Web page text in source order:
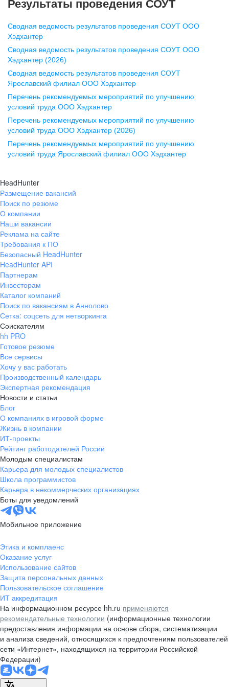
pr@nn.hh.ru
Воронеж
ул. Комиссаржевской, д. 10,
офис 1212
+7 473 280-05-05
pr@vrn.hh.ru
ул. Спартаковская, д. 2А, этаж 3,
помещение 15
+7 843 212-12-50
Екатеринбург
ул. Боевых Дружин, стр. 20,
+7 343 226-79-99
pr@ural.hh.ru
ул. Янковского, д. 169, 7 этаж,
706 каб.
+7 861 205-55-57
pr@krd.hh.ru
Владивосток
пер. Ланинский д. 4, офис 3.4
+7 423 202-33-28
pr@dv.hh.ru
Новосибирск
ул. Большевистская, д. 35,
помещение 21
+7 383 207-94-64
pr@nsk.hh.ru
Минск
пр-т Дзержинского, д. 57,
10 этаж, помещение 45-1
pr@rabota.by
Алматы
пр. Абая, д. 151, БЦ Алатау,
12 этаж, офис 1209
+7 727 232-13-13
pr@headhunter.com.kz
Результаты проведения СОУТ
Сводная ведомость результатов проведения СОУТ ООО
Хэдхантер
Сводная ведомость результатов проведения СОУТ ООО
Хэдхантер (2026)
Сводная ведомость результатов проведения СОУТ
Ярославский филиал ООО Хэдхантер
Перечень рекомендуемых мероприятий по улучшению
условий труда ООО Хэдхантер
Перечень рекомендуемых мероприятий по улучшению
условий труда ООО Хэдхантер (2026)
Перечень рекомендуемых мероприятий по улучшению
условий труда Ярославский филиал ООО Хэдхантер
HeadHunter
Размещение вакансий
Поиск по резюме
О компании
Наши вакансии
Реклама на сайте
Требования к ПО
Безопасный HeadHunter
HeadHunter API
Партнерам
Инвесторам
Каталог компаний
Поиск по вакансиям в Аннолово
Сетка: соцсеть для нетворкинга
Соискателям
hh PRO
Готовое резюме
Все сервисы
Хочу у вас работать
Производственный календарь
Экспертная рекомендация
Новости и статьи
Блог
О компаниях в игровой форме
Жизнь в компании
ИТ-проекты
Рейтинг работодателей России
Молодым специалистам
Карьера для молодых специалистов
Школа программистов
Карьера в некоммерческих организациях
Боты для уведомлений
Мобильное приложение
Этика и комплаенс
Оказание услуг
Использование сайтов
Защита персональных данных
Пользовательское соглашение
ИТ аккредитация
На информационном ресурсе hh.ru применяются
рекомендательные технологии (информационные технологии
предоставления информации на основе сбора, систематизации
и анализа сведений, относящихся к предпочтениям пользователей
сети «Интернет», находящихся на территории Российской
Федерации)